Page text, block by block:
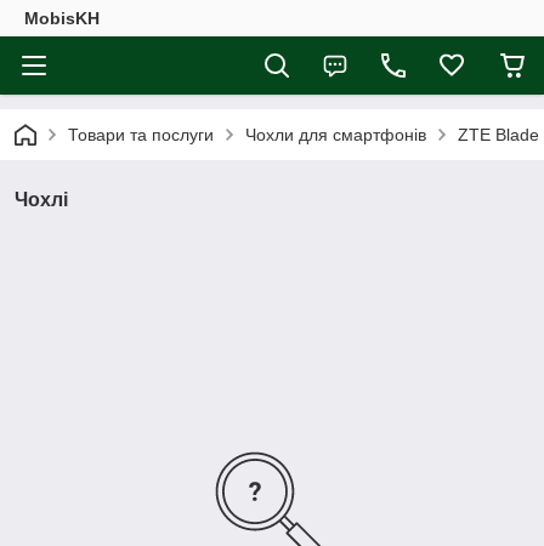
MobisKH
Товари та послуги Чохли для смартфонів ZTE Blade
Чохлі